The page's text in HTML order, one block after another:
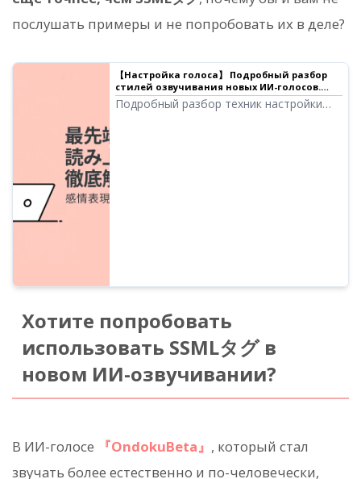
послушать примеры и не попробовать их в деле?
【Настройка голоса】 Подробный разбор
стилей озвучивания новых ИИ-голосов.
Более человечные эмоции и актерская
игра теперь доступны бесплатно!
Подробный разбор техник настройки
Хотите попробовать
использовать SSMLタグ в
новом ИИ-озвучивании?
В ИИ-голосе 『OndokuBeta』 , который стал
звучать более естественно и по-человечески,